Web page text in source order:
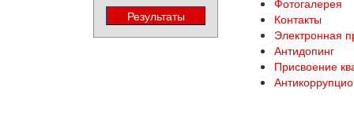
Фотогалерея
Контакты
Электронная
Антидопинг
Присвоение